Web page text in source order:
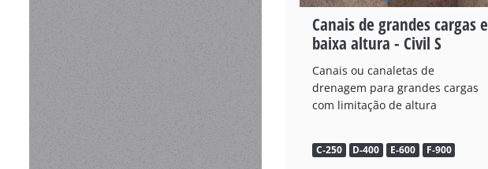
Canais de grandes cargas e
baixa altura - Civil S
Canais ou canaletas de
drenagem para grandes cargas
com limitação de altura
C-250 D-400 E-600 F-900